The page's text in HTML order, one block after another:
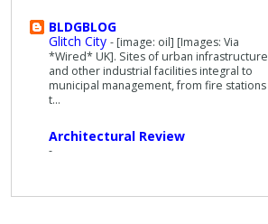
BLDGBLOG
Glitch City - [image: oil] [Images: Via
*Wired* UK]. Sites of urban infrastructure
and other industrial facilities integral to
municipal management, from fire stations
t...
Architectural Review
-